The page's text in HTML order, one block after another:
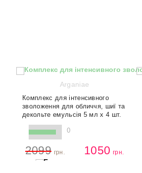
Arganiae
Комплекс для інтенсивного
зволоження для обличчя, шиї та
декольте емульсія 5 мл x 4 шт.
0
2099 грн. 1050 грн.